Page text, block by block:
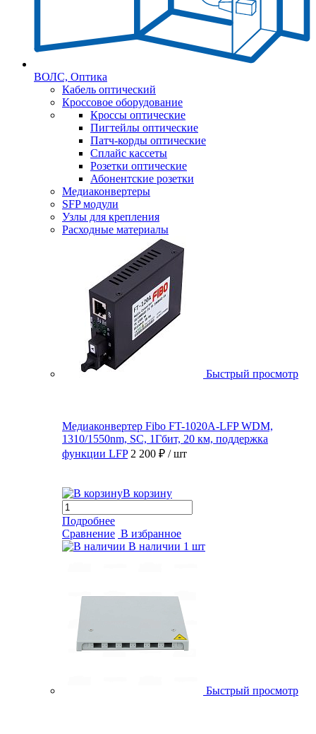
ВОЛС, Оптика
Кабель оптический
Кроссовое оборудование
Кроссы оптические
Пигтейлы оптические
Патч-корды оптические
Сплайс кассеты
Розетки оптические
Абонентские розетки
Медиаконвертеры
SFP модули
Узлы для крепления
Расходные материалы
Быстрый просмотр
Медиаконвертер Fibo FT-1020A-LFP WDM,
1310/1550nm, SC, 1Гбит, 20 км, поддержка
функции LFP 2 200 ₽ / шт
В корзину
Подробнее
Сравнение В избранное
В наличии 1 шт
Быстрый просмотр